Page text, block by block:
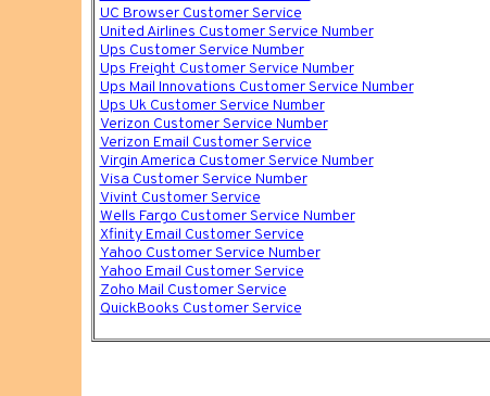
UC Browser Customer Service
United Airlines Customer Service Number
Ups Customer Service Number
Ups Freight Customer Service Number
Ups Mail Innovations Customer Service Number
Ups Uk Customer Service Number
Verizon Customer Service Number
Verizon Email Customer Service
Virgin America Customer Service Number
Visa Customer Service Number
Vivint Customer Service
Wells Fargo Customer Service Number
Xfinity Email Customer Service
Yahoo Customer Service Number
Yahoo Email Customer Service
Zoho Mail Customer Service
QuickBooks Customer Service